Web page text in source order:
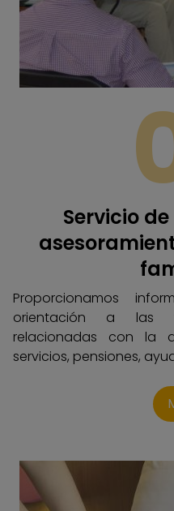
Servicio
Proporcionamos
orientación a las
relacionadas con la
servicios, pensiones,